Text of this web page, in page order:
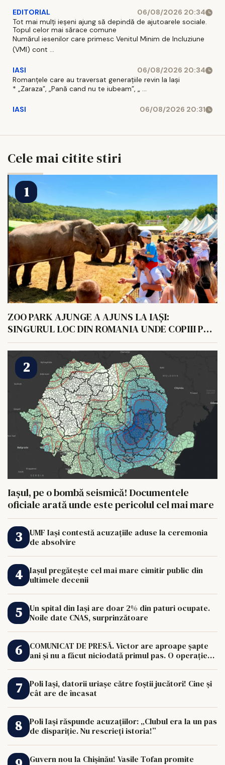
EDITORIAL
06/08/2026 20:34
Tot mai mulți ieșeni ajung să depindă de ajutoarele sociale.
Topul celor mai sărace comune
Numărul iesenilor care primesc Venitul Minim de Incluziune
(VMI) cont ...
IASI
06/08/2026 20:34
Romanțele care au traversat generațiile revin la Iași
* „Zaraza”, „Pană cand nu te iubeam”, „ ...
IASI 06/08/2026 20:31
Cele mai citite stiri
ZOO PARK AJUNGE A AJUNS LA IAȘI:
SINGURUL LOC DIN ROMANIA UNDE COPIII POT
HRANI UN ELEFANT
Iașul, pe o bombă seismică! Documentele
oficiale arată unde este pericolul cel mai mare
UMF Iași contestă acuzațiile aduse la ceremonia
de absolvire
Iașul pregătește cel mai mare cimitir public din
ultimele decenii
Un spital din Iași are doar 2% din paturi ocupate.
Noile date CNAS, surprinzătoare
COMUNICAT DE PRESĂ. Victor are aproape șapte
ani și nu a făcut niciodată primul pas. O operație
Poli Iași, datorii uriașe către foștii jucători! Cine și
cât are de încasat
Poli Iași răspunde acuzațiilor: „Clubul era la un pas
de dispariție. Nu rescrieți istoria!”
Guvern nou la Chișinău! Vasile Tofan promite